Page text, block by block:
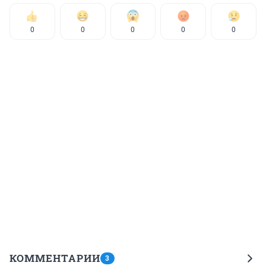
0 0 0 0 0
КОММЕНТАРИИ 3